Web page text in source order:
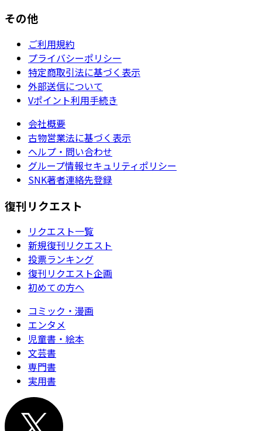
その他
ご利用規約
プライバシーポリシー
特定商取引法に基づく表示
外部送信について
Vポイント利用手続き
会社概要
古物営業法に基づく表示
ヘルプ・問い合わせ
グループ情報セキュリティポリシー
SNK著者連絡先登録
復刊リクエスト
リクエスト一覧
新規復刊リクエスト
投票ランキング
復刊リクエスト企画
初めての方へ
コミック・漫画
エンタメ
児童書・絵本
文芸書
専門書
実用書